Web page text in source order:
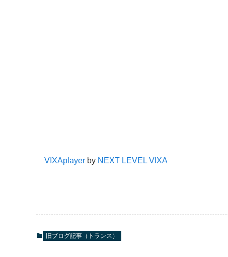
VIXAplayer by NEXT LEVEL VIXA
旧ブログ記事（トランス）